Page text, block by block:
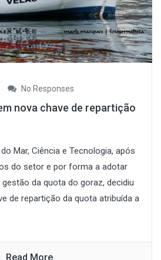
No Responses
nova chave de repartição
Mar, Ciência e Tecnologia, após
do setor e por forma a adotar
da quota do goraz, decidiu
de repartição da quota atribuída a
Read More